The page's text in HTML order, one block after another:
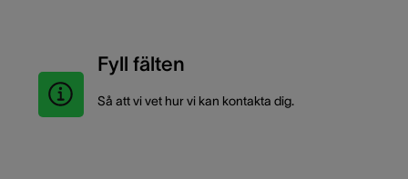
Fyll fälten
Så att vi vet hur vi kan kontakta dig.